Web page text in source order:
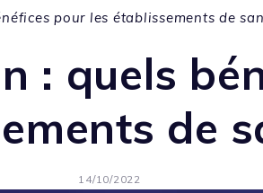
pour les établissements de
: quels
de
14/10/2022